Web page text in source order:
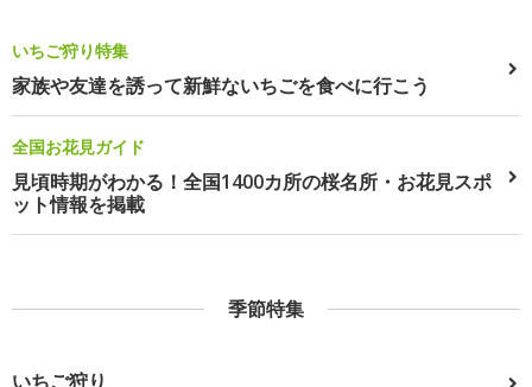
いちご狩り特集
家族や友達を誘って新鮮ないちごを食べに行こう
全国お花見ガイド
見頃時期がわかる！全国1400カ所の桜名所・お花見スポ
ット情報を掲載
季節特集
いちご狩り